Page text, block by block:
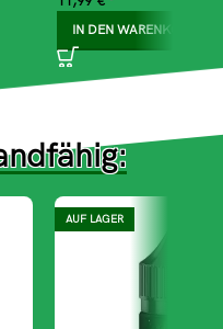
IN DEN WARENKORB
AUF LAGER